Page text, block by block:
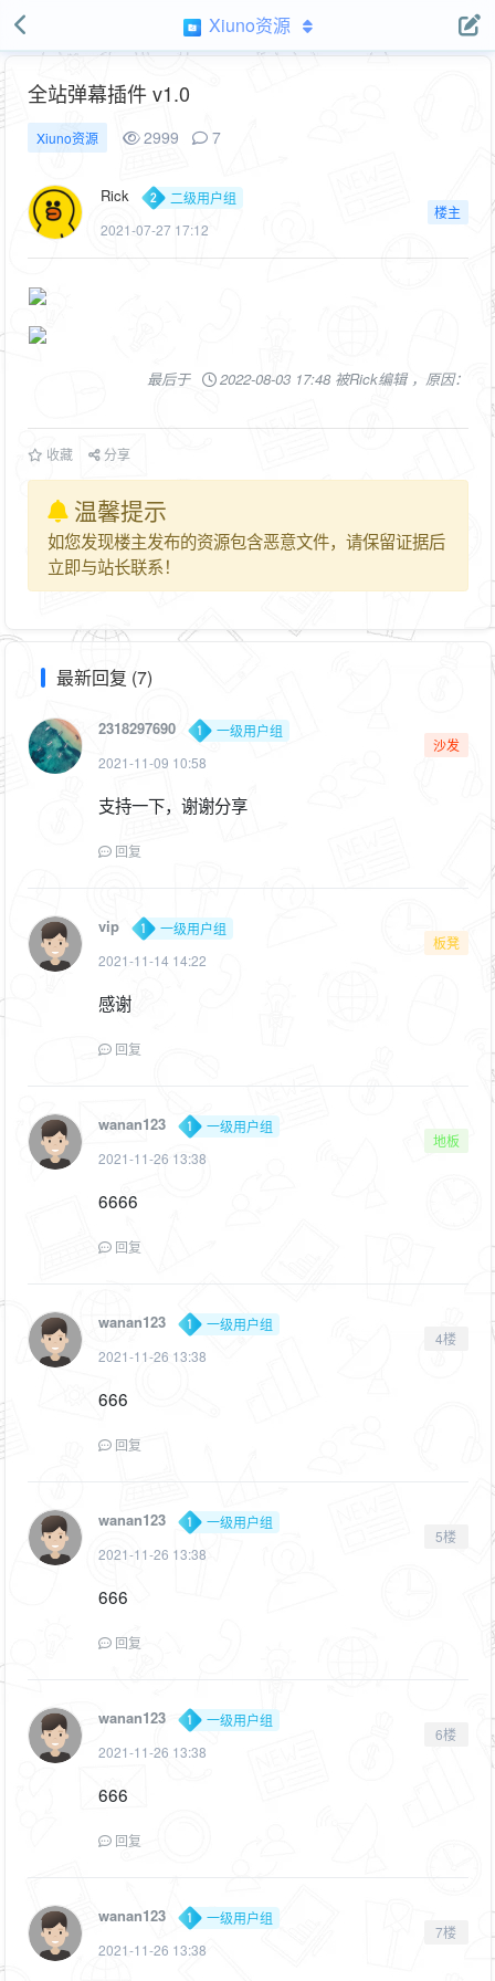
Xiuno资源
全站弹幕插件 v1.0
Xiuno资源 2999 7
Rick
二级用户组
2021-07-27 17:12
楼主
最后于 2022-08-03 17:48 被Rick编辑 ，原因：
收藏 分享
温馨提示
如您发现楼主发布的资源包含恶意文件，请保留证据后
立即与站长联系！
最新回复 (7)
2318297690
一级用户组
2021-11-09 10:58
沙发
支持一下，谢谢分享
回复
vip
一级用户组
2021-11-14 14:22
板凳
感谢
回复
wanan123
一级用户组
2021-11-26 13:38
地板
6666
回复
wanan123
一级用户组
2021-11-26 13:38
4楼
666
回复
wanan123
一级用户组
2021-11-26 13:38
5楼
666
回复
wanan123
一级用户组
2021-11-26 13:38
6楼
666
回复
wanan123
一级用户组
2021-11-26 13:38
7楼